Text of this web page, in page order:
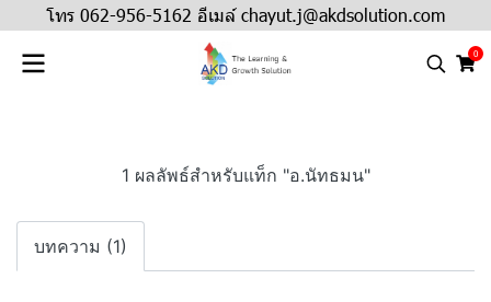
โทร 062-956-5162 อีเมล์ chayut.j@akdsolution.com
0
1 ผลลัพธ์สำหรับแท็ก "อ.นัทธมน"
บทความ (1)